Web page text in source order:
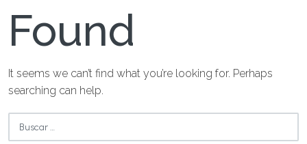
Found
It seems we can’t find what you’re looking for. Perhaps
searching can help.
Buscar: